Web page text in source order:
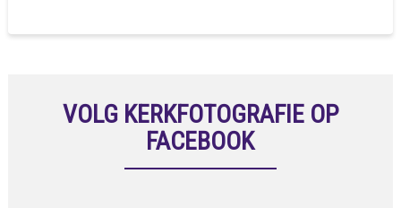
VOLG KERKFOTOGRAFIE OP
FACEBOOK